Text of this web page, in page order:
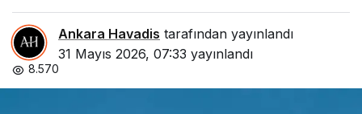
Ankara Havadis tarafından yayınlandı
31 Mayıs 2026, 07:33 yayınlandı
8.570